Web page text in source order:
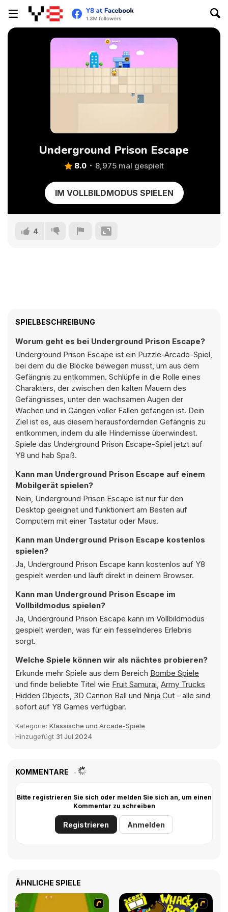
Underground Prison Escape
8.0 8,975 mal gespielt
IM VOLLBILDMODUS SPIELEN
4
SPIELBESCHREIBUNG
Worum geht es bei Underground Prison Escape?
Underground Prison Escape ist ein Puzzle-Arcade-Spiel,
bei dem du die Blöcke bewegen musst, um aus dem
Gefängnis zu entkommen. Schlüpfe in die Rolle eines
Charakters, der zwischen den kalten Mauern des
Gefängnisses, unter den wachsamen Augen der
Wachen und in Gängen voller Fallen gefangen ist. Dein
Ziel ist es, aus diesem herausfordernden Gefängnis zu
entkommen, indem du alle Hindernisse überwindest.
Spiele das Underground Prison Escape-Spiel jetzt auf
Y8 und hab Spaß.
Kann man Underground Prison Escape auf einem
Mobilgerät spielen?
Nein, Underground Prison Escape ist nur für den
Desktop geeignet und funktioniert am Besten auf
Computern mit einer Tastatur oder Maus.
Kann man Underground Prison Escape kostenlos
spielen?
Ja, Underground Prison Escape kann kostenlos auf Y8
gespielt werden und läuft direkt in deinem Browser.
Kann man Underground Prison Escape im
Vollbildmodus spielen?
Ja, Underground Prison Escape kann im Vollbildmodus
gespielt werden, was für ein fesselnderes Erlebnis
sorgt.
Welche Spiele können wir als nächtes probieren?
Erkunde mehr Spiele aus dem Bereich Bombe Spiele
und finde beliebte Titel wie Fruit Samurai, Army Trucks
Hidden Objects, 3D Cannon Ball und Ninja Cut - alle sind
sofort auf Y8 Games verfügbar.
Kategorie: Klassische und Arcade-Spiele
Hinzugefügt 31 Jul 2024
KOMMENTARE
Bitte registrieren Sie sich oder melden Sie sich an, um einen
Kommentar zu schreiben
Registrieren Anmelden
ÄHNLICHE SPIELE